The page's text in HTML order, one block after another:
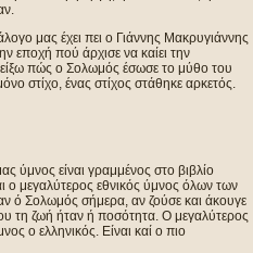
μας έχει πει ο Γιάννης Μακρυγιάννης
εποχή πού άρχισε να καίει την
πώς ο Σολωμός έσωσε το μύθο του
στίχο, ένας στίχος στάθηκε αρκετός.
ύμνος είναι γραμμένος στο βιβλίο
ο μεγαλύτερος εθνικός ύμνος όλων των
ό Σολωμός σήμερα, αν ζούσε και άκουγε
τη ζωή ήταν ή ποσότητα. Ο μεγαλύτερος
ο ελληνικός. Είναι καί ο πιο